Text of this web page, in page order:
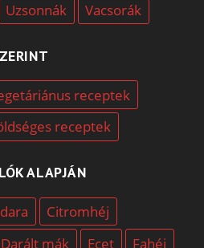
Uzsonnák Vacsorák
receptek
receptek
ALAPJÁN
Citromhéj
Darált mák Ecet
Fahéj